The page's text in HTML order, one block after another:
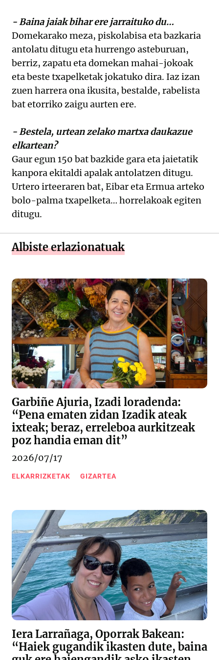
- Baina jaiak bihar ere jarraituko du…
Domekarako meza, piskolabisa eta bazkaria
antolatu ditugu eta hurrengo asteburuan,
berriz, zapatu eta domekan mahai-jokoak
eta beste txapelketak jokatuko dira. Iaz izan
zuen harrera ona ikusita, bestalde, rabelista
bat etorriko zaigu aurten ere.
- Bestela, urtean zelako martxa daukazue
elkartean?
Gaur egun 150 bat bazkide gara eta jaietatik
kanpora ekitaldi apalak antolatzen ditugu.
Urtero irteeraren bat, Eibar eta Ermua arteko
bolo-palma txapelketa… horrelakoak egiten
ditugu.
Albiste erlazionatuak
Garbiñe Ajuria, Izadi loradenda:
“Pena ematen zidan Izadik ateak
ixteak; beraz, erreleboa aurkitzeak
poz handia eman dit”
2026/07/17
ELKARRIZKETAK GIZARTEA
Iera Larrañaga, Oporrak Bakean:
“Haiek gugandik ikasten dute, baina